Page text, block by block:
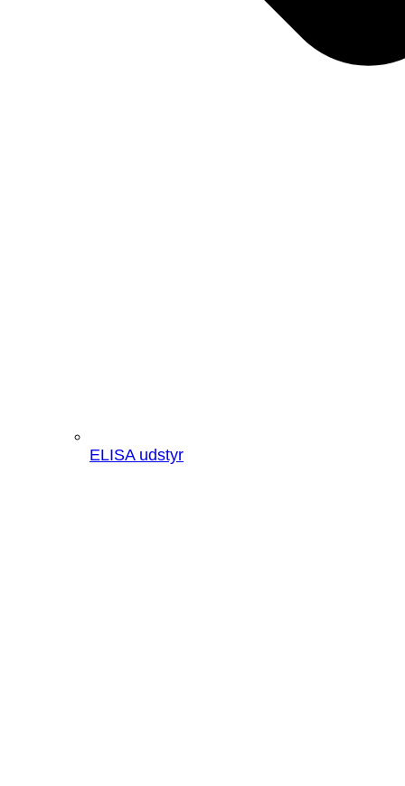
ELISA udstyr